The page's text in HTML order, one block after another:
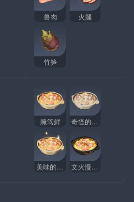
兽肉 火腿
竹笋
腌笃鲜 奇怪的腌笃鲜
美味的腌笃鲜 文火慢炖腌笃鲜